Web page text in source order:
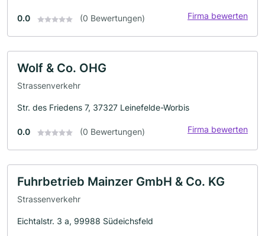
0.0 (0 Bewertungen) Firma bewerten
Wolf & Co. OHG
Strassenverkehr
Str. des Friedens 7, 37327 Leinefelde-Worbis
0.0 (0 Bewertungen) Firma bewerten
Fuhrbetrieb Mainzer GmbH & Co. KG
Strassenverkehr
Eichtalstr. 3 a, 99988 Südeichsfeld